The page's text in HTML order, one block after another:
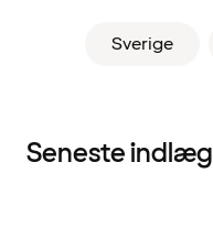
Sverige
Seneste indlæg